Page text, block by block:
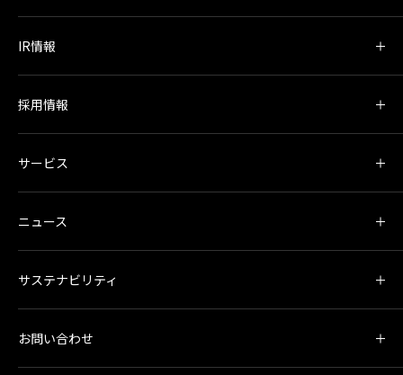
IR情報
採用情報
サービス
ニュース
サステナビリティ
お問い合わせ